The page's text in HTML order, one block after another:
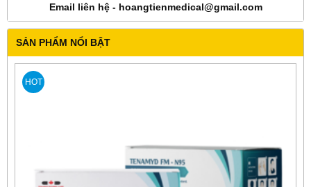
Email liên hệ - hoangtienmedical@gmail.com
SẢN PHẨM NỔI BẬT
HOT